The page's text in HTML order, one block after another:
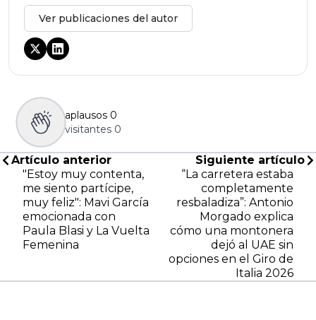
Ver publicaciones del autor
aplausos 0
visitantes 0
Artículo anterior
"Estoy muy contenta,
me siento partícipe,
muy feliz": Mavi García
emocionada con
Paula Blasi y La Vuelta
Femenina
Siguiente artículo
“La carretera estaba
completamente
resbaladiza”: Antonio
Morgado explica
cómo una montonera
dejó al UAE sin
opciones en el Giro de
Italia 2026